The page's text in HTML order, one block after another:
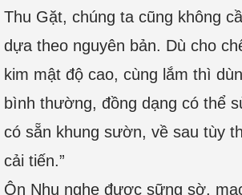
Thu Gặt, chúng ta cũng không
dựa theo nguyên bản. Dù cho
kim mật độ cao, cùng lắm thì
bình thường, đồng dạng có thể
có sẵn khung sườn, về sau tùy
cải tiến.”
Ôn Nhu nghe được sững sờ,